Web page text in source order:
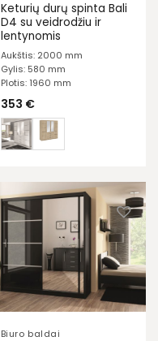
Keturių durų spinta Bali
D4 su veidrodžiu ir
lentynomis
Aukštis: 2000 mm
Gylis: 580 mm
Plotis: 1960 mm
353 €
Biuro baldai